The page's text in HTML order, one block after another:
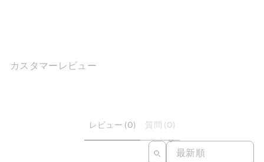
カスタマーレビュー
レビュー (0) 質問 (0)
SORT REVIEWS BY